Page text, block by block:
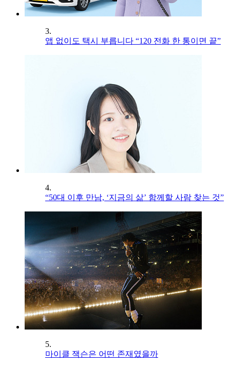
3.
앱 없이도 택시 부릅니다 “120 전화 한 통이면 끝”
4.
“50대 이후 만남, ‘지금의 삶’ 함께할 사람 찾는 것”
5.
마이클 잭슨은 어떤 존재였을까